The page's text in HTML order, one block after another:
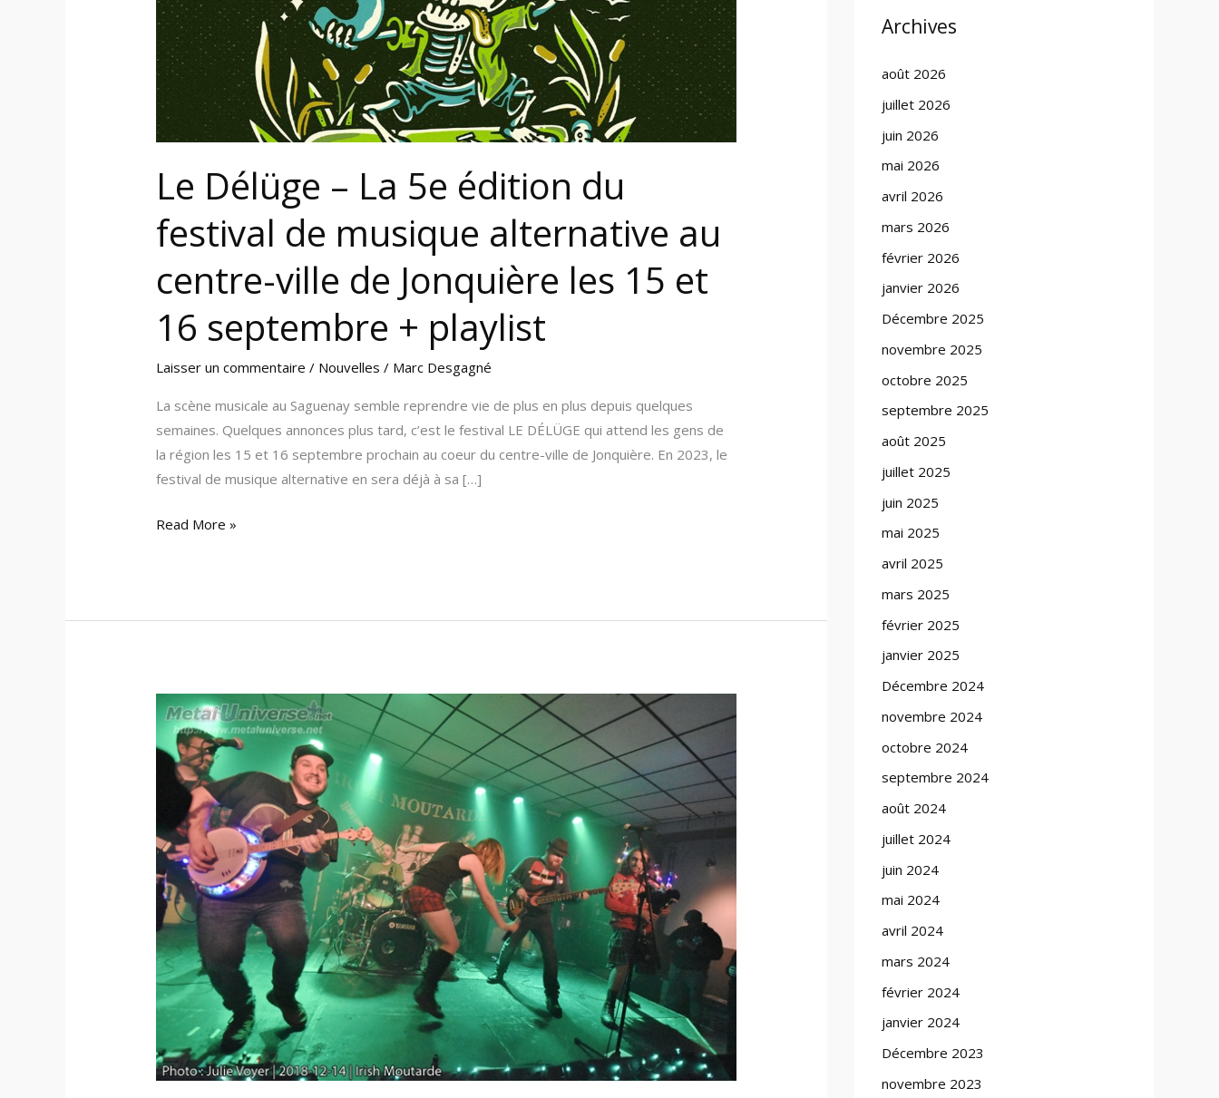
Le Délüge – La 5e édition du
festival de musique alternative au
centre-ville de Jonquière les 15 et
16 septembre + playlist
Laisser un commentaire / Nouvelles / Marc Desgagné
La scène musicale au Saguenay semble reprendre vie de plus en plus depuis quelques
semaines. Quelques annonces plus tard, c’est le festival LE DÉLÜGE qui attend les gens de
la région les 15 et 16 septembre prochain au coeur du centre-ville de Jonquière. En 2023, le
festival de musique alternative en sera déjà à sa […]
de
musique
alternative
au
centre-
ville
Jonquière
15
16
Read More »
18:12:14
Irish
Moutarde
Pocket
Scale
(Québec)
Archives
août 2026
juillet 2026
juin 2026
mai 2026
avril 2026
mars 2026
février 2026
janvier 2026
Décembre 2025
novembre 2025
octobre 2025
septembre 2025
août 2025
juillet 2025
juin 2025
mai 2025
avril 2025
mars 2025
février 2025
janvier 2025
Décembre 2024
novembre 2024
octobre 2024
septembre 2024
août 2024
juillet 2024
juin 2024
mai 2024
avril 2024
mars 2024
février 2024
janvier 2024
Décembre 2023
novembre 2023